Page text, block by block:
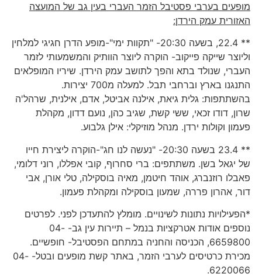
מופעים בערבי פסטיבל הזמר העברי בעין גב של המועצה
האזורית עמק הירדן:
** 22.4, בשעה 20:30- "תקוות ימי"-מופע הדרן חגיגי למלחין
וליוצר שייקה פייקוב- הוקרה ליוצר הוותיק והמשמעותי לזמר
העברי, שנולד בתא והפך לתושב עמק הירדן. שיריו המופלאים
התנגנו בארץ וברחבי תבל. למעלה מ700 יצירות.
בהשתתפות: גלית גיאת, אילנה אביטל, אדם, אילנית, שרהל'ה
שרון, דודו זכאי, ששי קשת, שגיב כהן, נועם דדון, מקהלת
פעמון וקולות ירדן. מנהל מוזיקלי: אילן גלבוע.
** 23.4 בשעה 20:30- "נעשה לנו חג"-הוקרה ליצירת חייו
של יגאל בשן. משתתפים: ברי סחרוף, קובי אפללו, רוני דלומי,
פאבלו רוזנברג, אוהד חיטמן, מאיה בוסקילה, טלי אורן, אבי
דור, אהרון פררה, שמעון בוסקילה ומקהלת פעמון.
*הפעילויות נתונות לשינויים. מומלץ להתעדכן לפני. לפרטים
נוספים אודות אטרקציות בנמל – תיירות עין גב- 04-
6659800, הכניסה והחניה במתחם הפסטיבל- חופשיים.
מכירת כרטיסים לערבי הזמר, באתר קשת מופעים ובטל- 04-
6220066.